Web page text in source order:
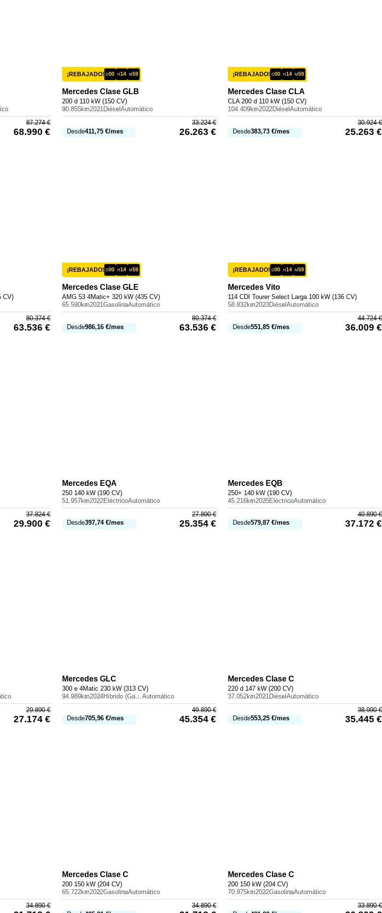
87.274€
68.990 €
¡REBAJADO! D00 H14 M59
Mercedes Clase GLB
200 d 110 kW (150 CV)
90.855km2021 Diésel Automático
Desde411,75 €/mes
33.224€
26.263 €
¡REBAJADO! D00 H14 M59
Mercedes Clase CLA
CLA 200 d 110 kW (150 CV)
104.409km2022Diésel Automático
Desde383,73 €/mes
30.924€
25.263 €
CV)
80.374€
63.536 €
¡REBAJADO! D00 H14 M59
Mercedes Clase GLE
AMG 53 4Matic+ 320 kW (435 CV)
65.590km2021GasolinaAutomático
Desde986,16 €/mes
80.374€
63.536 €
¡REBAJADO! D00 H14 M59
Mercedes Vito
114 CDI Tourer Select Larga 100 kW (136 CV)
58.832km2023Diésel Automático
Desde551,85 €/mes
44.724€
36.009 €
37.824€
29.900 €
Mercedes EQA
250 140 kW (190 CV)
51.957km2022EléctricoAutomático
Desde397,74 €/mes
27.890€
25.354 €
Mercedes EQB
250+ 140 kW (190 CV)
45.216km2025EléctricoAutomático
Desde579,87 €/mes
40.890€
37.172 €
29.890€
27.174 €
Mercedes GLC
300 e 4Matic 230 kW (313 CV)
94.989km2024 Híbrido (Gasolina) Automático
Desde705,96 €/mes
49.890€
45.354 €
Mercedes Clase C
220 d 147 kW (200 CV)
37.052km2021 Diésel Automático
Desde553,25 €/mes
38.990€
35.445 €
34.890€
Mercedes Clase C
200 150 kW (204 CV)
65.722km2022GasolinaAutomático
34.890€
Mercedes Clase C
200 150 kW (204 CV)
70.975km2022GasolinaAutomático
33.890€